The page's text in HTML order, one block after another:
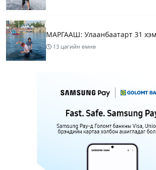
МАРГААШ: Улаанбаатарт 31
13 цагийн өмнө
илрүүлэн шалгаж байна
Энэ сарын 9-13-ныг хүртэлх
17 цагийн өмнө